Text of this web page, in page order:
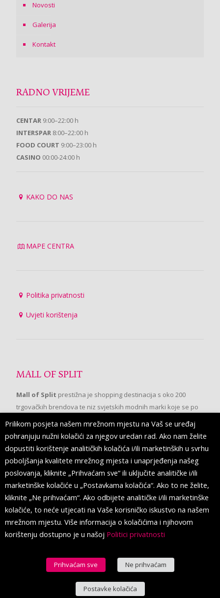
Novosti
Galerija
Kontakt
RADNO VRIJEME
CENTAR 9:00–22:00 h
INTERSPAR 8:00–22:00 h
FOOD COURT 9:00–23:00 h
CASINO 00:00-24:00 h
KAKO DO NAS
MAPE CENTRA
Politika privatnosti
Uvjeti korištenja
MALL OF SPLIT
Mall of Split prestižna je shopping destinacija s oko 200
trgovačkih brendova te niz svjetskih modnih marki koje se po
prvi put pojavljuju u Splitu.
PRATITE NAS
© 2016 Mall of Split. All Rights Reserved.
Prilikom posjeta našem mrežnom mjestu na Vaš se uređaj
pohranjuju nužni kolačići za njegov uredan rad. Ako nam želite
dopustiti korištenje analitičkih kolačića i/ili marketinških u svrhu
poboljšanja kvalitete mrežnog mjesta i unaprjeđenja našeg
poslovanja, kliknite „Prihvaćam sve“ ili uključite analitičke i/ili
marketinške kolačiće u „Postavkama kolačića“. Ako to ne želite,
kliknite „Ne prihvaćam“. Ako odbijete analitičke i/ili marketinške
kolačiće, to neće utjecati na Vaše korisničko iskustvo na našem
mrežnom mjestu. Više informacija o kolačićima i njihovom
korištenju dostupno je u našoj Politici privatnosti
Prihvaćam sve Ne prihvaćam
Postavke kolačića